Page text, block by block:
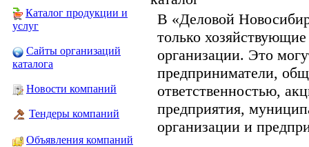
Каталог продукции и
услуг
Сайты организаций
каталога
Новости компаний
Тендеры компаний
Объявления компаний
В «Деловой
только
организации. Это
предприниматели,
ответственностью,
предприятия,
организации и